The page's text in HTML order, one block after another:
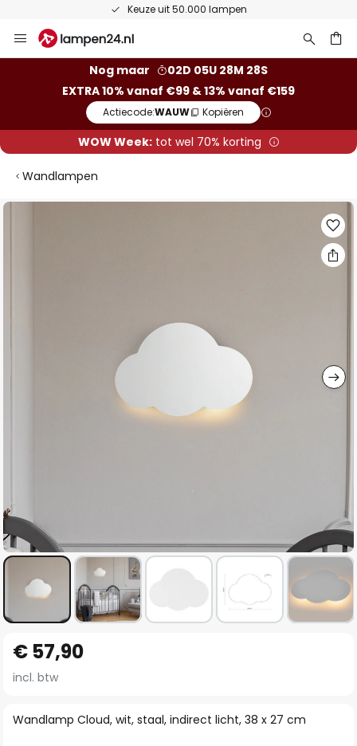
Keuze uit 50.000 lampen
naar
Nog maar
02D 05U 28M 28S
EXTRA 10% vanaf €99 & 13% vanaf €159
Actiecode:WAUW Kopiëren
WOW Week:tot wel 70% korting
Wandlampen
Ga
gallerij
naar
het
van
Wandlamp Cloud, wit, staal, indirect licht, 38 x 27 cm
€ 57,90
incl. btw